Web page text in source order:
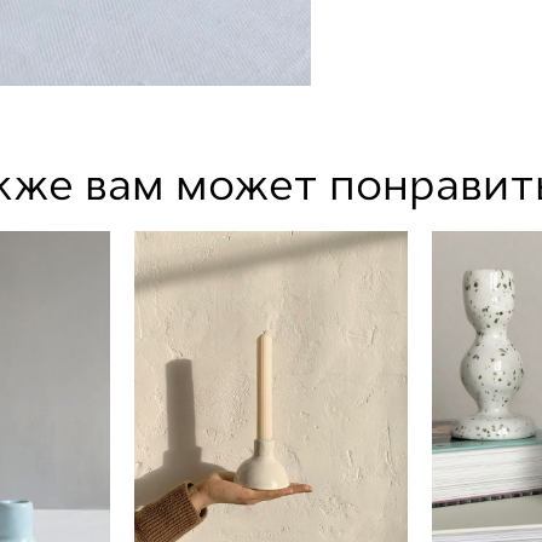
вам может